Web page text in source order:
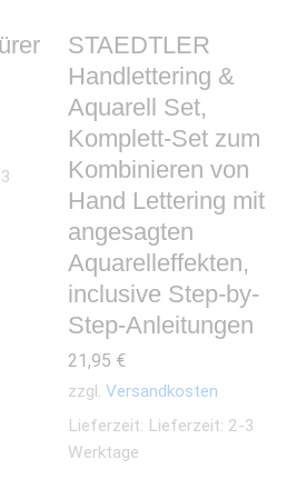
STAEDTLER
Handlettering &
Aquarell Set,
Komplett-Set zum
Kombinieren von
Hand Lettering mit
angesagten
Aquarelleffekten,
inclusive Step-by-
Step-Anleitungen
21,95 €
zzgl. Versandkosten
Lieferzeit: Lieferzeit: 2-3
Werktage